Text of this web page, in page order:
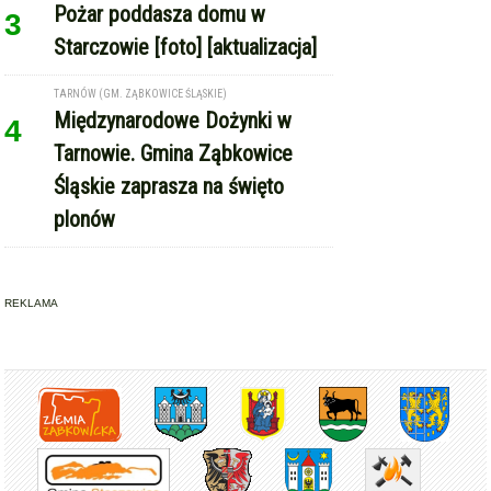
3
Pożar poddasza domu w
Starczowie [foto] [aktualizacja]
4
TARNÓW (GM. ZĄBKOWICE ŚLĄSKIE)
Międzynarodowe Dożynki w
Tarnowie. Gmina Ząbkowice
Śląskie zaprasza na święto
plonów
REKLAMA